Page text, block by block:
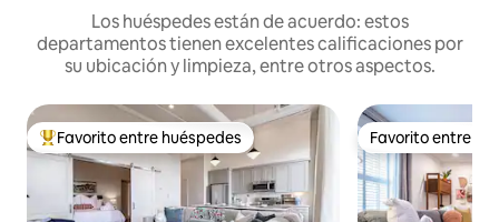
Los huéspedes están de acuerdo: estos
departamentos tienen excelentes calificaciones por
su ubicación y limpieza, entre otros aspectos.
Favorito entre los huéspedes más destacados
Favorito entre huéspedes Favorito entre
Favorito entre